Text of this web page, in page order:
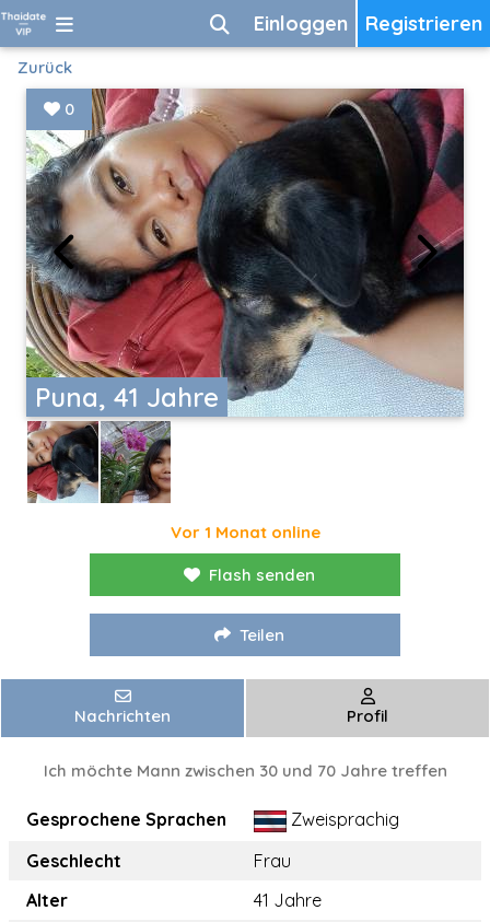
Registrieren
Einloggen
Zurück
Puna, 41 Jahre
0
Vor 1 Monat online
Flash senden
Teilen
Nachrichten Profil
Ich möchte Mann zwischen 30 und 70 Jahre treffen
Gesprochene Sprachen
Zweisprachig
Geschlecht
Frau
Alter
41 Jahre